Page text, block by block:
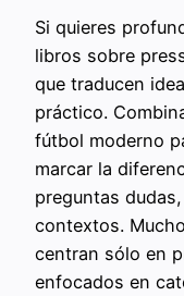
Si quieres
libros sobre
que traducen
práctico.
fútbol moderno
marcar la
preguntas
contextos.
centran sólo en
enfocados en